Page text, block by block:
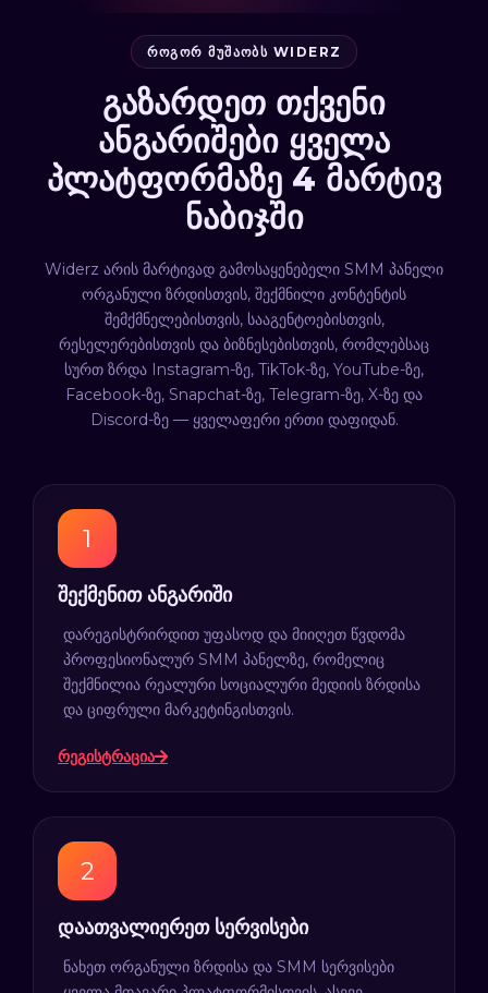
ᲠᲝᲒᲝᲠ ᲛᲣᲨᲐᲝᲑᲡ WIDERZ
გაზარდეთ თქვენი
ანგარიშები ყველა
პლატფორმაზე 4 მარტივ
ნაბიჯში
Widerz არის მარტივად გამოსაყენებელი SMM პანელი
ორგანული ზრდისთვის, შექმნილი კონტენტის
შემქმნელებისთვის, სააგენტოებისთვის,
რესელერებისთვის და ბიზნესებისთვის, რომლებსაც
სურთ ზრდა Instagram-ზე, TikTok-ზე, YouTube-ზე,
Facebook-ზე, Snapchat-ზე, Telegram-ზე, X-ზე და
Discord-ზე — ყველაფერი ერთი დაფიდან.
შექმენით ანგარიში
დარეგისტრირდით უფასოდ და მიიღეთ წვდომა
პროფესიონალურ SMM პანელზე, რომელიც
შექმნილია რეალური სოციალური მედიის ზრდისა
და ციფრული მარკეტინგისთვის.
რეგისტრაცია
დაათვალიერეთ სერვისები
ნახეთ ორგანული ზრდისა და SMM სერვისები